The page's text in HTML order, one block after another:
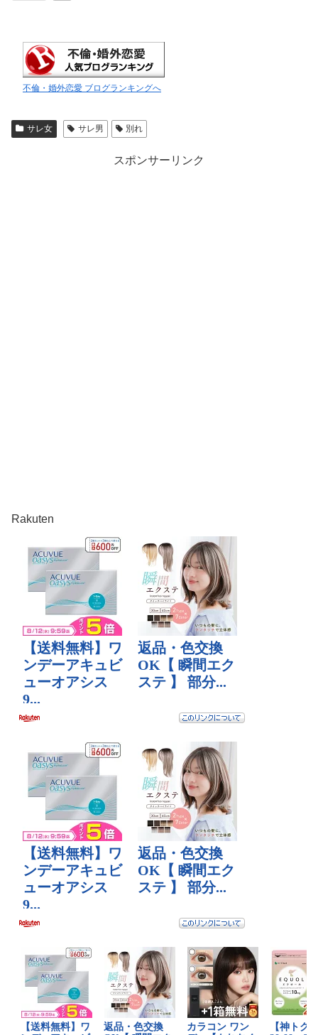
不倫・婚外恋愛 ブログランキングへ
サレ女 サレ男 別れ
スポンサーリンク
Rakuten